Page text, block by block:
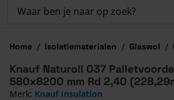
Home / Isolatiematerialen / Glaswol /
Knauf Naturoll 037
580x8200 mm Rd 2,40
Merk: Knauf Insulation